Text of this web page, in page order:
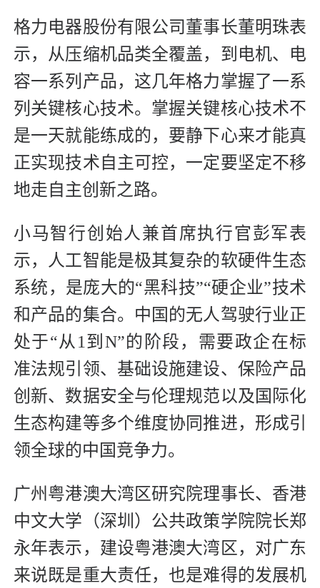
格力电器股份有限公司董事长董明珠表
示，从压缩机品类全覆盖，到电机、电
容一系列产品，这几年格力掌握了一系
列关键核心技术。掌握关键核心技术不
是一天就能练成的，要静下心来才能真
正实现技术自主可控，一定要坚定不移
地走自主创新之路。
小马智行创始人兼首席执行官彭军表
示，人工智能是极其复杂的软硬件生态
系统，是庞大的“黑科技”“硬企业”技术
和产品的集合。中国的无人驾驶行业正
处于“从1到N”的阶段，需要政企在标
准法规引领、基础设施建设、保险产品
创新、数据安全与伦理规范以及国际化
生态构建等多个维度协同推进，形成引
领全球的中国竞争力。
广州粤港澳大湾区研究院理事长、香港
中文大学（深圳）公共政策学院院长郑
永年表示，建设粤港澳大湾区，对广东
来说既是重大责任，也是难得的发展机